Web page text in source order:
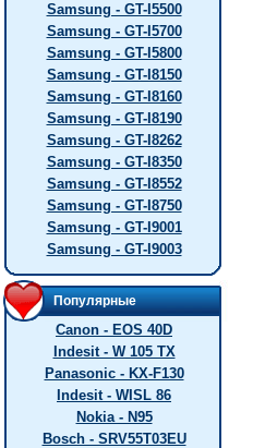
Samsung - GT-I5500
Samsung - GT-I5700
Samsung - GT-I5800
Samsung - GT-I8150
Samsung - GT-I8160
Samsung - GT-I8190
Samsung - GT-I8262
Samsung - GT-I8350
Samsung - GT-I8552
Samsung - GT-I8750
Samsung - GT-I9001
Samsung - GT-I9003
Популярные
Canon - EOS 40D
Indesit - W 105 TX
Panasonic - KX-F130
Indesit - WISL 86
Nokia - N95
Bosch - SRV55T03EU